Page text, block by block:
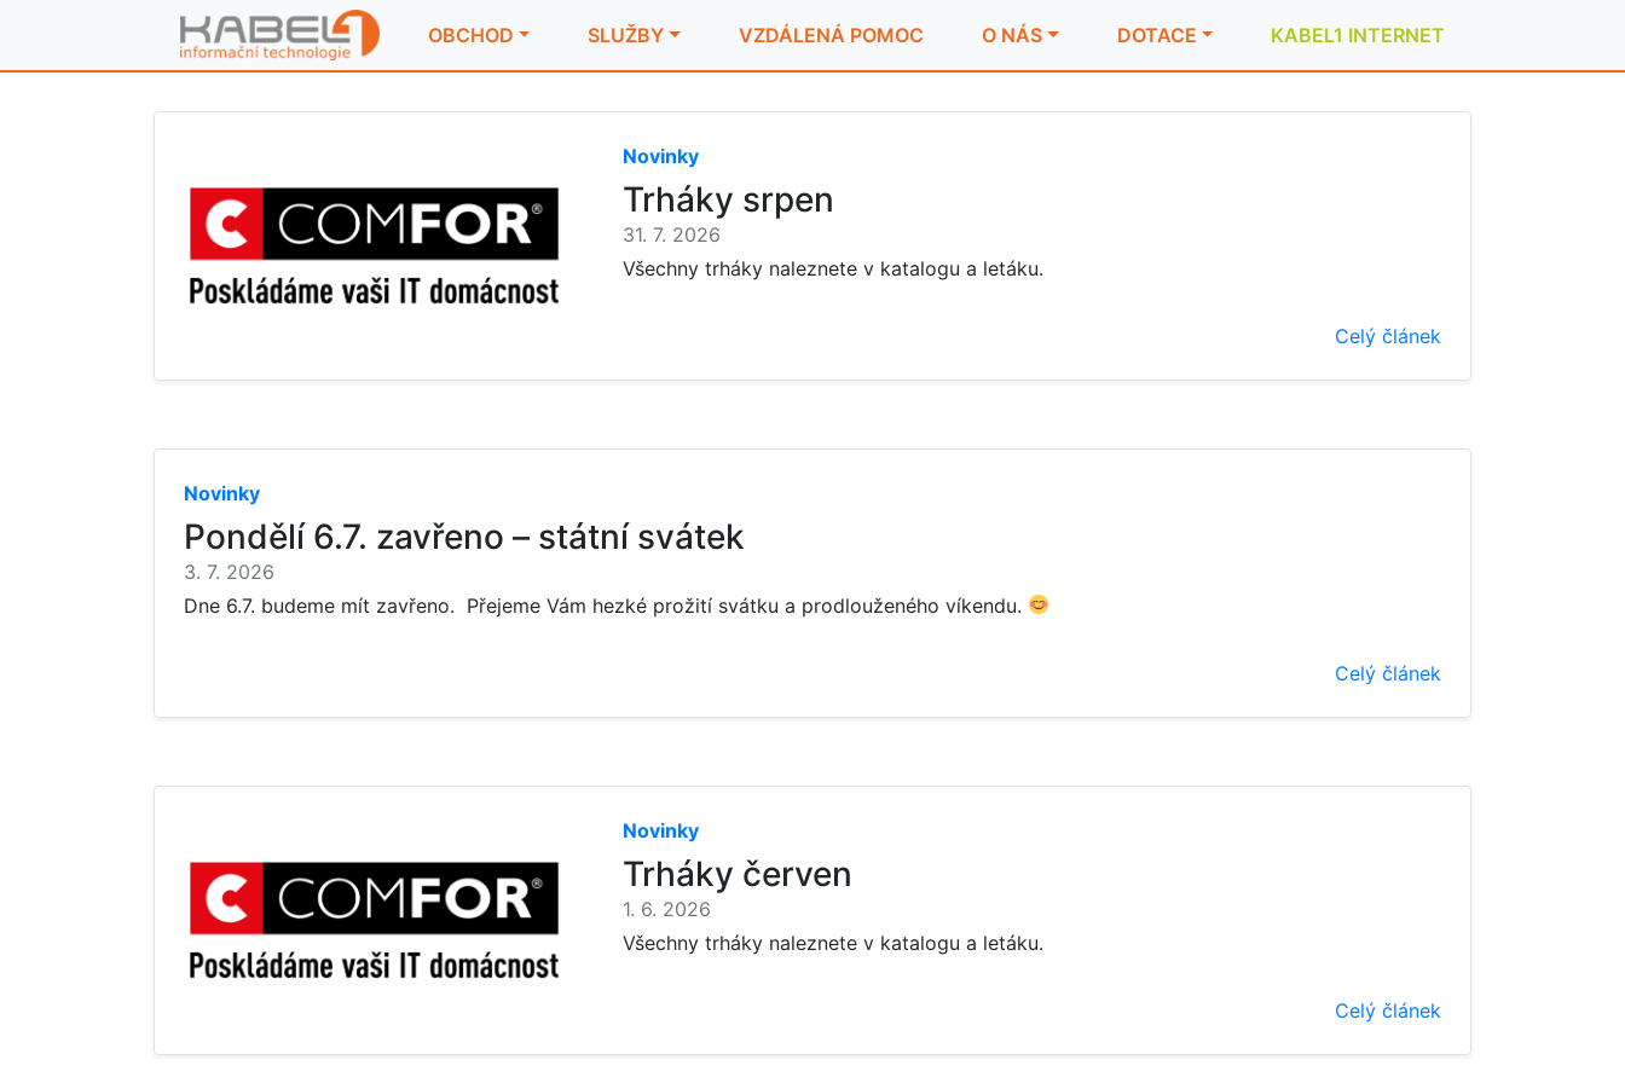
OBCHOD SLUŽBY VZDÁLENÁ POMOC O NÁS DOTACE KABEL1 INTERNET
Novinky
Trháky srpen
31. 7. 2026
Všechny trháky naleznete v katalogu a letáku.
Celý článek
Novinky
Pondělí 6.7. zavřeno – státní svátek
3. 7. 2026
Dne 6.7. budeme mít zavřeno. Přejeme Vám hezké prožití svátku a prodlouženého víkendu.
Celý článek
Novinky
Trháky červen
1. 6. 2026
Všechny trháky naleznete v katalogu a letáku.
Celý článek